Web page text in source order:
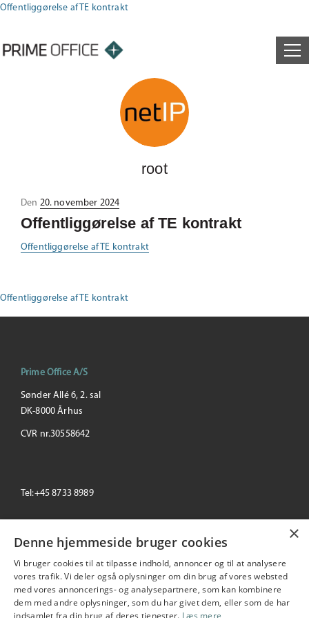
Offentliggørelse af TE kontrakt
root
Den Udgivet
i
20. november 2024
Offentliggørelse af TE kontrakt
Offentliggørelse af TE kontrakt
Offentliggørelse af TE kontrakt
Prime Office A/S
Sønder Allé 6, 2. sal
DK-8000 Århus
CVR nr.30558642
Tel:+45 8733 8989
Prime Office
Seneste
+/-
×
Denne hjemmeside bruger cookies
Vi bruger cookies til at tilpasse indhold, annoncer og til at analysere
vores trafik. Vi deler også oplysninger om din brug af vores websted
med vores annoncerings- og analysepartnere, som kan kombinere
dem med andre oplysninger, som du har givet dem, eller som de har
indsamlet fra din brug af deres tjenester. Læs mere